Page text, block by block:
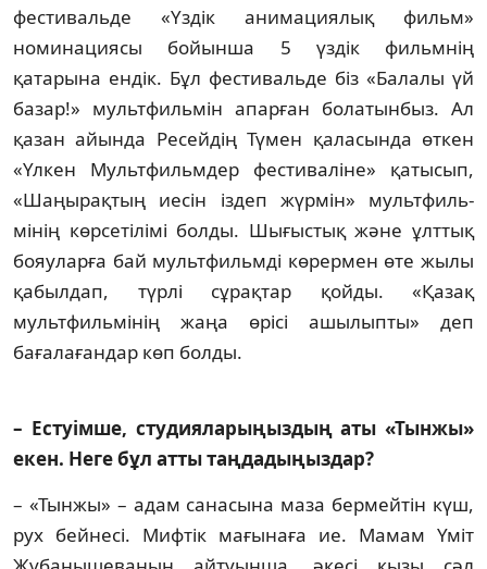
фес­тиваль­де «Үздік ани­­­­­­мациялық фильм»
номинациясы бойын­ша 5 үздік фильмнің
қатарына ен­дік. Бұл фестивальде біз «Ба­лалы үй
ба­зар!» мультфильмін апарған болатынбыз. Ал
қазан айында Ресейдің Тү­мен қала­сын­да өткен
«Үлкен Мульт­фильм­дер фес­­тиваліне» қатысып,
«Шаңы­рақ­тың ие­сін іздеп жүрмін» мультфиль­
мінің көр­сетілімі болды. Шығыстық және ұлттық
бояуларға бай мультфильмді көрермен өте жылы
қабылдап, түрлі сұрақтар қой­ды. «Қазақ
мультфильмінің жаңа өрісі ашы­лыпты» деп
бағалағандар көп болды.
– Естуімше, студияларыңыздың аты «Тынжы»
екен. Неге бұл атты таң­да­дыңыздар?
– «Тынжы» – адам санасына маза бер­мей­тін күш,
рух бейнесі. Мифтік мағынаға ие. Мамам Үміт